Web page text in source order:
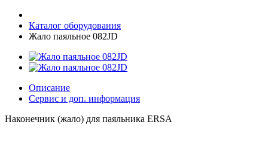
Каталог оборудования
Жало паяльное 082JD
Описание
Сервис и доп. информация
Наконечник (жало) для паяльника ERSA